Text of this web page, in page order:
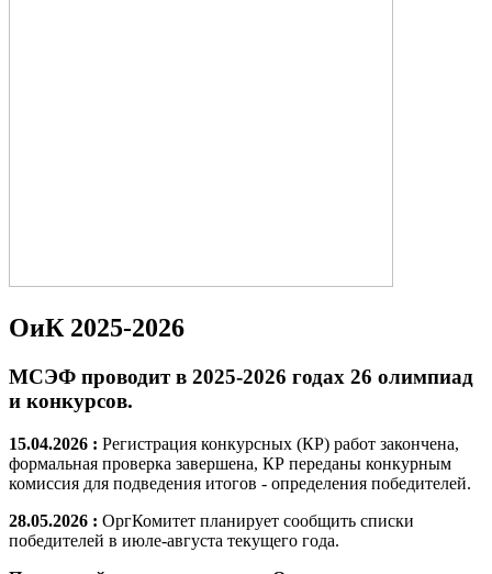
ОиК 2025-2026
МСЭФ проводит в 2025-2026 годах 26 олимпиад
и конкурсов.
15.04.2026 : Регистрация конкурсных (КР) работ закончена,
формальная проверка завершена, КР переданы конкурным
комиссия для подведения итогов - определения победителей.
28.05.2026 : ОргКомитет планирует сообщить списки
победителей в июле-августа текущего года.